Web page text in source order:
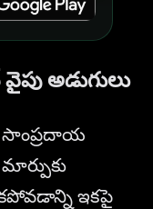
అడుగులు
సాంప్రదాయ
ఇకపై